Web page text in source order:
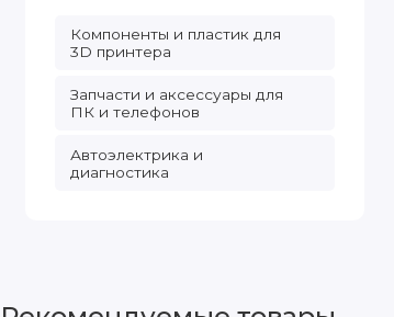
Компоненты и пластик для
3D принтера
Запчасти и аксессуары для
ПК и телефонов
Автоэлектрика и
диагностика